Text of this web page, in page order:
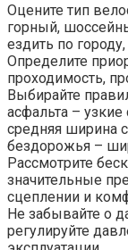
Оцените тип
горный,
ездить по
Определите
проходимость,
Выбирайте
асфальта –
средняя ширина
бездорожья –
Рассмотрите
значительные
сцеплении и
Не забывайте о
регулируйте